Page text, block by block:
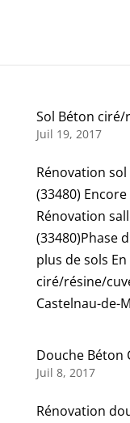
Sol Béton
Juil 19, 2017
Rénovation sol
(33480)
Rénovation
(33480)Phase
plus de sols
ciré/résine/
Castelnau-de-
Douche Béton
Juil 8, 2017
Rénovation